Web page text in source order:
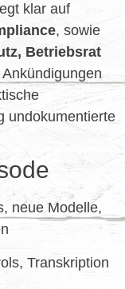
klar auf
, sowie
Betriebsrat
undokumentierte
neue Modelle,
Transkription